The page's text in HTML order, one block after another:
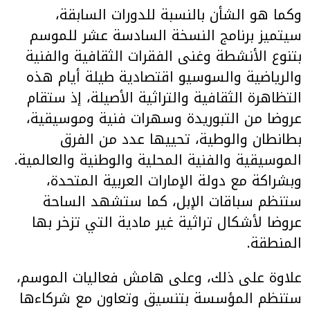
وكما هو الشأن بالنسبة للدورات السابقة،
سيتميز برنامج النسخة السادسة عشر للموسم
بتنوع الأنشطة وغنى الفقرات الثقافية والفنية
والرياضية والسوسيو اقتصادية طيلة أيام هذه
التظاهرة الثقافية والتراثية الأصيلة، إذ ستقام
عروضا من التبوريدة وسهرات فنية وموسيقية،
بطانطان والوطية، تحييها عدد من الفرق
الموسيقية والفنية المحلية والوطنية والعالمية.
وبشراكة مع دولة الإمارات العربية المتحدة،
ستنظم سباقات الإبل، كما ستشهد الساحة
عروضا لأشكال تراثية غير مادية التي تزخر بها
المنطقة.
علاوة على ذلك، وعلى هامش فعاليات الموسم،
ستنظم المؤسسة بتنسيق وتعاون مع شركاءها